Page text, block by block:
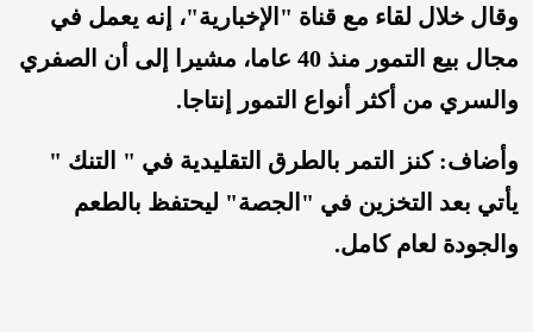
وقال خلال لقاء مع قناة "الإخبارية"، إنه يعمل في
مجال بيع التمور منذ 40 عاما، مشيرا إلى أن الصفري
والسري من أكثر أنواع التمور إنتاجا.
وأضاف: كنز التمر بالطرق التقليدية في " التنك "
يأتي بعد التخزين في "الجصة" ليحتفظ بالطعم
والجودة لعام كامل.